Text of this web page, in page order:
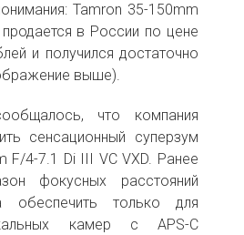
Tamron 35-150mm
в России по цене
и получился достаточно
выше).
что компания
сенсационный суперзум
F/4-7.1 Di III VC VXD. Ранее
фокусных расстояний
обеспечить только для
камер c APS-C